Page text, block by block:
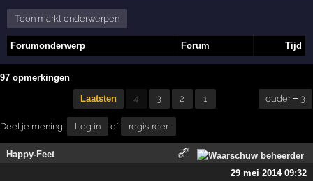
Toon markt onderwerpen
Forumonderwerp Forum Tijd
97 opmerkingen
Laatsten 4 3 2 1 ouder ≡ 3
Deel je mening! Log in of registreer
Happy-Feet
29 mei 2014 09:32